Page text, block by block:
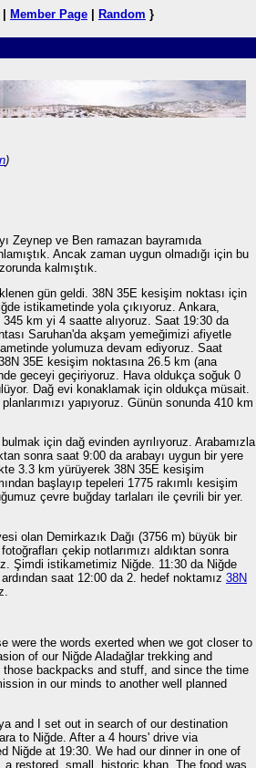
Member Page Random }
)
Zeynep ve Ben ramazan bayramıda
Ancak zaman uygun olmadığı için bu
kalmıştık.
gün geldi. 38N 35E kesişim noktası için
istikametinde yola çıkıyoruz. Ankara,
km yi 4 saatte alıyoruz. Saat 19:30 da
Saruhan'da akşam yemeğimizi afiyetle
yolumuza devam ediyoruz. Saat
35E kesişim noktasına 26.5 km (ana
geceyi geçiriyoruz. Hava oldukça soğuk 0
Dağ evi konaklamak için oldukça müsait.
yapıyoruz. Günün sonunda 410 km
için dağ evinden ayrılıyoruz. Arabamızla
sonra saat 9:00 da arabayı uygun bir yere
3.3 km yürüyerek 38N 35E kesişim
başlayıp tepeleri 1775 rakımlı kesişim
çevre buğday tarlaları ile çevrili bir yer.
olan Demirkazık Dağı (3756 m) büyük bir
çekip notlarımızı aldıktan sonra
Şimdi istikametimiz Niğde. 11:30 da Niğde
saat 12:00 da 2. hedef noktamız 38N
were the words exerted when we got closer to
of our Niğde Aladağlar trekking and
backpacks and stuff, and since the time
in our minds to another well planned
and I set out in search of our destination
to Niğde. After a 4 hours' drive via
Niğde at 19:30. We had our dinner in one of
restored, small, historic khan. The food was